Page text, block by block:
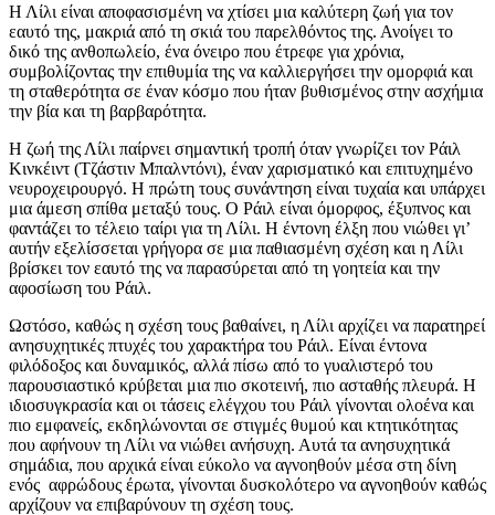
Η Λίλι είναι αποφασισμένη να χτίσει μια καλύτερη ζωή για τον
εαυτό της, μακριά από τη σκιά του παρελθόντος της. Ανοίγει το
δικό της ανθοπωλείο, ένα όνειρο που έτρεφε για χρόνια,
συμβολίζοντας την επιθυμία της να καλλιεργήσει την ομορφιά και
τη σταθερότητα σε έναν κόσμο που ήταν βυθισμένος στην ασχήμια
την βία και τη βαρβαρότητα.
Η ζωή της Λίλι παίρνει σημαντική τροπή όταν γνωρίζει τον Ράιλ
Κινκέιντ (Τζάστιν Μπαλντόνι), έναν χαρισματικό και επιτυχημένο
νευροχειρουργό. Η πρώτη τους συνάντηση είναι τυχαία και υπάρχει
μια άμεση σπίθα μεταξύ τους. Ο Ράιλ είναι όμορφος, έξυπνος και
φαντάζει το τέλειο ταίρι για τη Λίλι. Η έντονη έλξη που νιώθει γι’
αυτήν εξελίσσεται γρήγορα σε μια παθιασμένη σχέση και η Λίλι
βρίσκει τον εαυτό της να παρασύρεται από τη γοητεία και την
αφοσίωση του Ράιλ.
Ωστόσο, καθώς η σχέση τους βαθαίνει, η Λίλι αρχίζει να παρατηρεί
ανησυχητικές πτυχές του χαρακτήρα του Ράιλ. Είναι έντονα
φιλόδοξος και δυναμικός, αλλά πίσω από το γυαλιστερό του
παρουσιαστικό κρύβεται μια πιο σκοτεινή, πιο ασταθής πλευρά. Η
ιδιοσυγκρασία και οι τάσεις ελέγχου του Ράιλ γίνονται ολοένα και
πιο εμφανείς, εκδηλώνονται σε στιγμές θυμού και κτητικότητας
που αφήνουν τη Λίλι να νιώθει ανήσυχη. Αυτά τα ανησυχητικά
σημάδια, που αρχικά είναι εύκολο να αγνοηθούν μέσα στη δίνη
ενός αφρώδους έρωτα, γίνονται δυσκολότερο να αγνοηθούν καθώς
αρχίζουν να επιβαρύνουν τη σχέση τους.